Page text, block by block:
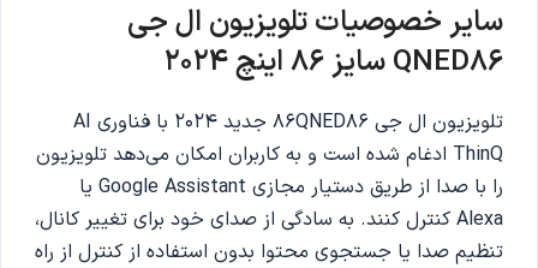
سایر خصوصیات تلویزیون ال جی
QNED86 سایز 86 اینچ 2024
تلویزیون ال جی 86QNED86 جدید 2024 با فناوری AI
ThinQ ادغام شده است و به کاربران امکان می‌دهد تلویزیون
را با صدا از طریق دستیار مجازی Google Assistant یا
Alexa کنترل کنند. به سادگی از صدای خود برای تغییر کانال،
تنظیم صدا یا جستجوی محتوا بدون استفاده از کنترل از راه